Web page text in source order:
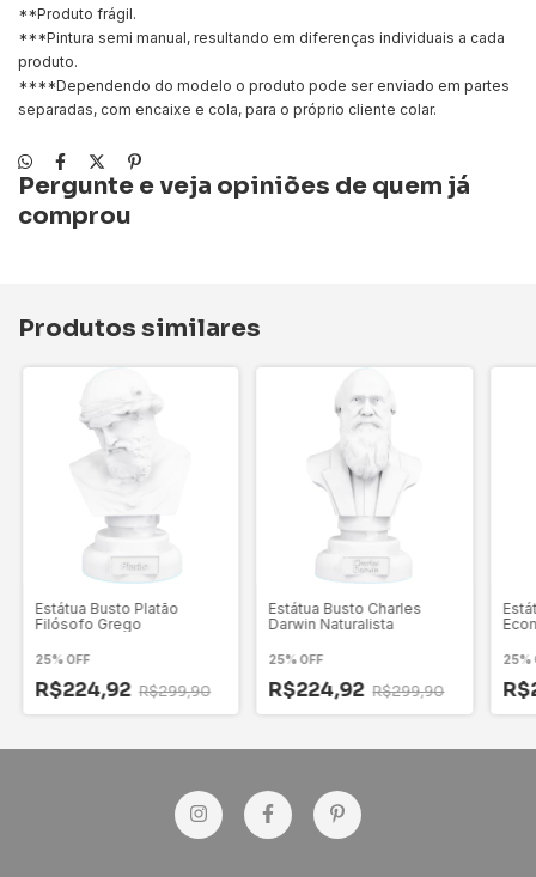
**Produto frágil.
***Pintura semi manual, resultando em diferenças individuais a cada
produto.
****Dependendo do modelo o produto pode ser enviado em partes
separadas, com encaixe e cola, para o próprio cliente colar.
Pergunte e veja opiniões de quem já
comprou
Produtos similares
Estátua Busto Platão
Filósofo Grego
25% OFF
R$224,92 R$299,90
Estátua Busto Charles
Darwin Naturalista
25% OFF
R$224,92 R$299,90
25%